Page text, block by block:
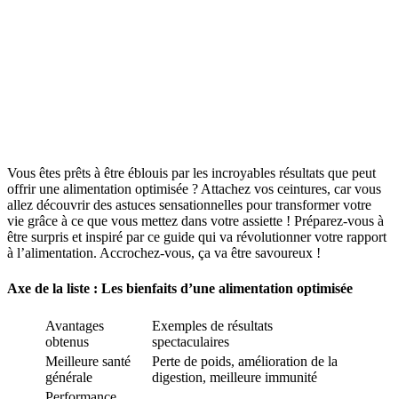
Vous êtes prêts à être éblouis par les incroyables résultats que peut
offrir une alimentation optimisée ? Attachez vos ceintures, car vous
allez découvrir des astuces sensationnelles pour transformer votre
vie grâce à ce que vous mettez dans votre assiette ! Préparez-vous à
être surpris et inspiré par ce guide qui va révolutionner votre rapport
à l’alimentation. Accrochez-vous, ça va être savoureux !
Axe de la liste : Les bienfaits d’une alimentation optimisée
Avantages
obtenus
Exemples de résultats
spectaculaires
Meilleure santé
générale
Perte de poids, amélioration de la
digestion, meilleure immunité